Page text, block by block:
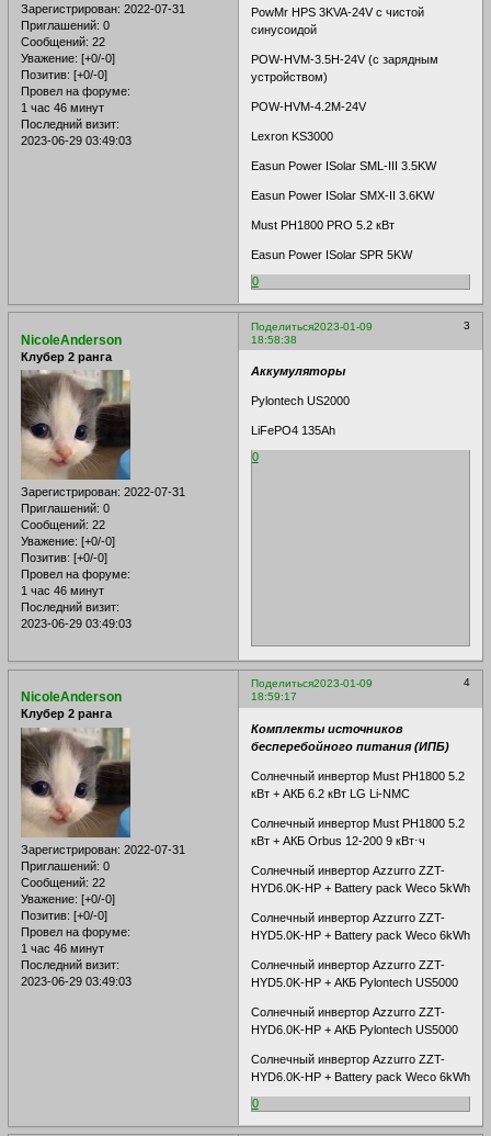
Зарегистрирован: 2022-07-31
Приглашений: 0
Сообщений: 22
Уважение: [+0/-0]
Позитив: [+0/-0]
Провел на форуме:
1 час 46 минут
Последний визит:
2023-06-29 03:49:03
PowMr HPS 3KVA-24V с чистой
синусоидой
POW-HVM-3.5H-24V (с зарядным
устройством)
POW-HVM-4.2M-24V
Lexron KS3000
Easun Power ISolar SML-III 3.5KW
Easun Power ISolar SMX-II 3.6KW
Must PH1800 PRO 5.2 кВт
Easun Power ISolar SPR 5KW
0
Поделиться 3
2023-01-09
18:58:38
NicoleAnderson
Клубер 2 ранга
Зарегистрирован: 2022-07-31
Приглашений: 0
Сообщений: 22
Уважение: [+0/-0]
Позитив: [+0/-0]
Провел на форуме:
1 час 46 минут
Последний визит:
2023-06-29 03:49:03
Аккумуляторы
Pylontech US2000
LiFePO4 135Ah
0
Поделиться 4
2023-01-09
18:59:17
NicoleAnderson
Клубер 2 ранга
Зарегистрирован: 2022-07-31
Приглашений: 0
Сообщений: 22
Уважение: [+0/-0]
Позитив: [+0/-0]
Провел на форуме:
1 час 46 минут
Последний визит:
2023-06-29 03:49:03
Комплекты источников
бесперебойного питания (ИПБ)
Солнечный инвертор Must PH1800 5.2
кВт + АКБ 6.2 кВт LG Li-NMC
Солнечный инвертор Must PH1800 5.2
кВт + АКБ Orbus 12-200 9 кВт⋅ч
Солнечный инвертор Azzurro ZZT-
HYD6.0K-HP + Battery pack Weco 5kWh
Солнечный инвертор Azzurro ZZT-
HYD5.0K-HP + Battery pack Weco 6kWh
Солнечный инвертор Azzurro ZZT-
HYD5.0K-HP + АКБ Pylontech US5000
Солнечный инвертор Azzurro ZZT-
HYD6.0K-HP + АКБ Pylontech US5000
Солнечный инвертор Azzurro ZZT-
HYD6.0K-HP + Battery pack Weco 6kWh
0